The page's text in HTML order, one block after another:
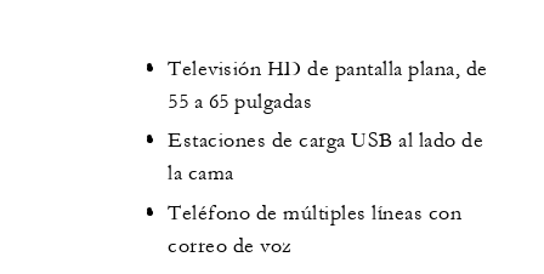
Televisión HD de pantalla plana, de
55 a 65 pulgadas
Estaciones de carga USB al lado de
la cama
Teléfono de múltiples líneas con
correo de voz